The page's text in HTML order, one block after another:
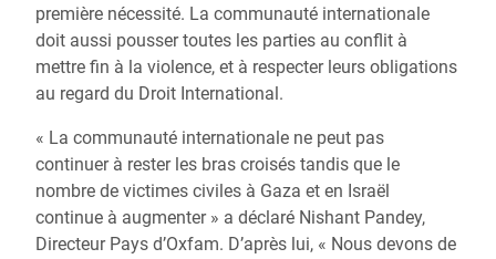
première nécessité. La communauté internationale
doit aussi pousser toutes les parties au conflit à
mettre fin à la violence, et à respecter leurs obligations
au regard du Droit International.
« La communauté internationale ne peut pas
continuer à rester les bras croisés tandis que le
nombre de victimes civiles à Gaza et en Israël
continue à augmenter » a déclaré Nishant Pandey,
Directeur Pays d’Oxfam. D’après lui, « Nous devons de